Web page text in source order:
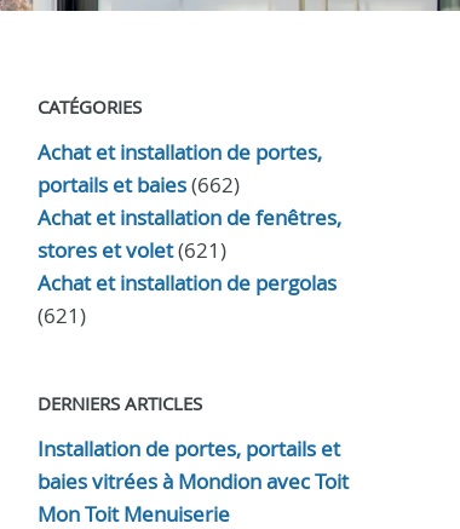
CATÉGORIES
Achat et installation de portes,
portails et baies(662)
Achat et installation de fenêtres,
stores et volet(621)
Achat et installation de pergolas
(621)
DERNIERS ARTICLES
Installation de portes, portails et
baies vitrées à Mondion avec Toit
Mon Toit Menuiserie